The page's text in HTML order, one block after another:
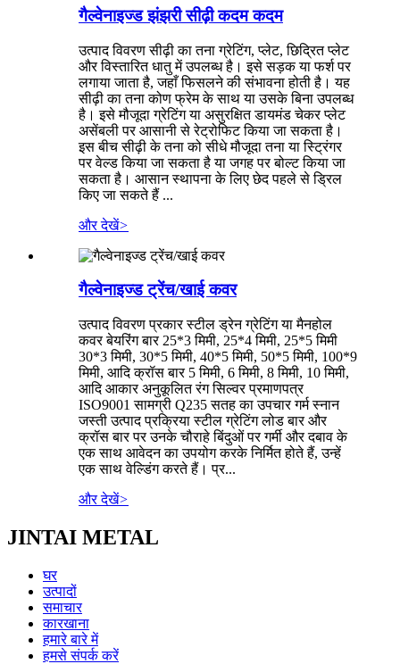
गैल्वेनाइज्ड झंझरी सीढ़ी कदम कदम
उत्पाद विवरण सीढ़ी का तना ग्रेटिंग, प्लेट, छिद्रित प्लेट
और विस्तारित धातु में उपलब्ध है। इसे सड़क या फर्श पर
लगाया जाता है, जहाँ फिसलने की संभावना होती है। यह
सीढ़ी का तना कोण फ्रेम के साथ या उसके बिना उपलब्ध
है। इसे मौजूदा ग्रेटिंग या असुरक्षित डायमंड चेकर प्लेट
असेंबली पर आसानी से रेट्रोफिट किया जा सकता है।
इस बीच सीढ़ी के तना को सीधे मौजूदा तना या स्ट्रिंगर
पर वेल्ड किया जा सकता है या जगह पर बोल्ट किया जा
सकता है। आसान स्थापना के लिए छेद पहले से ड्रिल
किए जा सकते हैं ...
और देखें>
गैल्वेनाइज्ड ट्रेंच/खाई कवर
उत्पाद विवरण प्रकार स्टील ड्रेन ग्रेटिंग या मैनहोल
कवर बेयरिंग बार 25*3 मिमी, 25*4 मिमी, 25*5 मिमी
30*3 मिमी, 30*5 मिमी, 40*5 मिमी, 50*5 मिमी, 100*9
मिमी, आदि क्रॉस बार 5 मिमी, 6 मिमी, 8 मिमी, 10 मिमी,
आदि आकार अनुकूलित रंग सिल्वर प्रमाणपत्र
ISO9001 सामग्री Q235 सतह का उपचार गर्म स्नान
जस्ती उत्पाद प्रक्रिया स्टील ग्रेटिंग लोड बार और
क्रॉस बार पर उनके चौराहे बिंदुओं पर गर्मी और दबाव के
एक साथ आवेदन का उपयोग करके निर्मित होते हैं, उन्हें
एक साथ वेल्डिंग करते हैं। प्र...
और देखें>
JINTAI METAL
घर
उत्पादों
समाचार
कारखाना
हमारे बारे में
हमसे संपर्क करें